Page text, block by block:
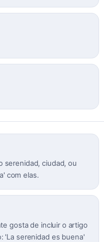
serenidad, ciudad, ou
com elas.
gosta de incluir o artigo
'La serenidad es buena'